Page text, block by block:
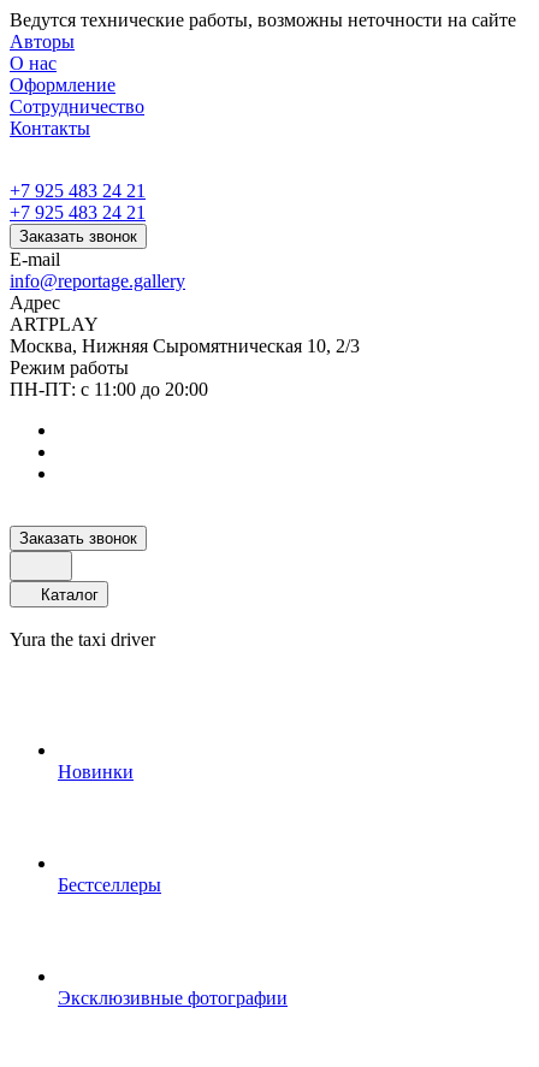
Ведутся технические работы, возможны неточности на сайте
Авторы
О нас
Оформление
Сотрудничество
Контакты
+7 925 483 24 21
+7 925 483 24 21
Заказать звонок
E-mail
info@reportage.gallery
Адрес
ARTPLAY
Москва, Нижняя Сыромятническая 10, 2/3
Режим работы
ПН-ПТ: с 11:00 до 20:00
Заказать звонок
Каталог
Yura the taxi driver
Новинки
Бестселлеры
Эксклюзивные фотографии